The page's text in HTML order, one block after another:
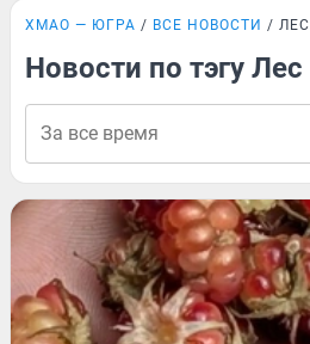
ХМАО — ЮГРА ВСЕ НОВОСТИ ЛЕС
Новости по тэгу Лес